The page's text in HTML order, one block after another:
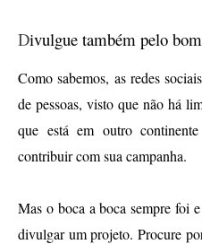
Divulgue também pelo
Como sabemos, as redes
de pessoas, visto que não há
que está em outro
contribuir com sua campanha.
Mas o boca a boca sempre foi
divulgar um projeto. Procure